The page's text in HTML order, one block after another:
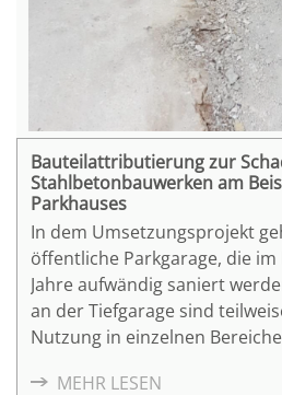
Bauteilattributierung zur
Stahlbetonbauwerken am
Parkhauses
In dem Umsetzungsprojekt
öffentliche Parkgarage, die
Jahre aufwändig saniert
an der Tiefgarage sind
Nutzung in einzelnen
verstärkt werden musste.
MEHR LESEN